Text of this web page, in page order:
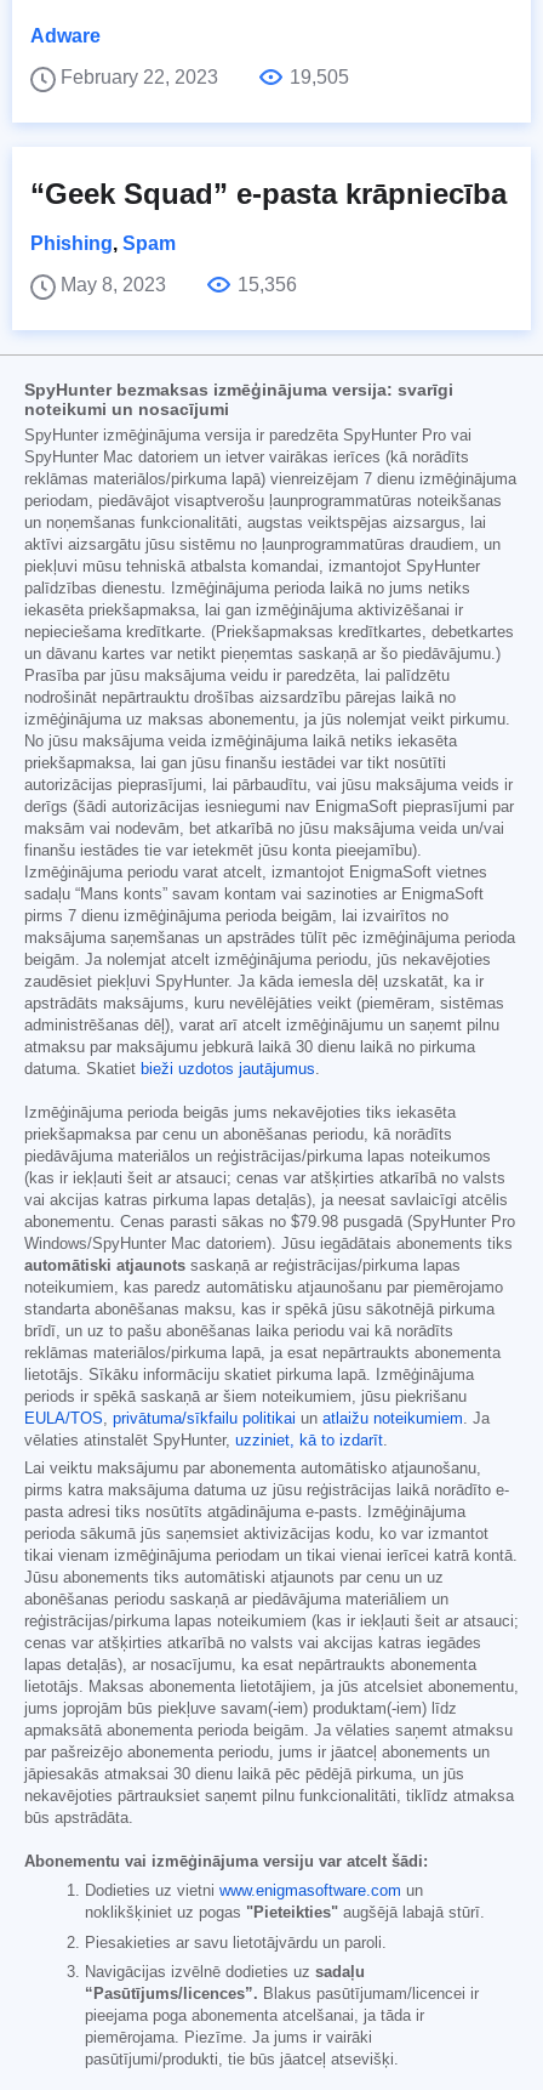
Adware
February 22, 2023
19,505
“Geek Squad” e-pasta krāpniecība
Phishing, Spam
May 8, 2023
15,356
SpyHunter bezmaksas izmēģinājuma versija: svarīgi
noteikumi un nosacījumi
SpyHunter izmēģinājuma versija ir paredzēta SpyHunter Pro vai
SpyHunter Mac datoriem un ietver vairākas ierīces (kā norādīts
reklāmas materiālos/pirkuma lapā) vienreizējam 7 dienu izmēģinājuma
periodam, piedāvājot visaptverošu ļaunprogrammatūras noteikšanas
un noņemšanas funkcionalitāti, augstas veiktspējas aizsargus, lai
aktīvi aizsargātu jūsu sistēmu no ļaunprogrammatūras draudiem, un
piekļuvi mūsu tehniskā atbalsta komandai, izmantojot SpyHunter
palīdzības dienestu. Izmēģinājuma perioda laikā no jums netiks
iekasēta priekšapmaksa, lai gan izmēģinājuma aktivizēšanai ir
nepieciešama kredītkarte. (Priekšapmaksas kredītkartes, debetkartes
un dāvanu kartes var netikt pieņemtas saskaņā ar šo piedāvājumu.)
Prasība par jūsu maksājuma veidu ir paredzēta, lai palīdzētu
nodrošināt nepārtrauktu drošības aizsardzību pārejas laikā no
izmēģinājuma uz maksas abonementu, ja jūs nolemjat veikt pirkumu.
No jūsu maksājuma veida izmēģinājuma laikā netiks iekasēta
priekšapmaksa, lai gan jūsu finanšu iestādei var tikt nosūtīti
autorizācijas pieprasījumi, lai pārbaudītu, vai jūsu maksājuma veids ir
derīgs (šādi autorizācijas iesniegumi nav EnigmaSoft pieprasījumi par
maksām vai nodevām, bet atkarībā no jūsu maksājuma veida un/vai
finanšu iestādes tie var ietekmēt jūsu konta pieejamību).
Izmēģinājuma periodu varat atcelt, izmantojot EnigmaSoft vietnes
sadaļu “Mans konts” savam kontam vai sazinoties ar EnigmaSoft
pirms 7 dienu izmēģinājuma perioda beigām, lai izvairītos no
maksājuma saņemšanas un apstrādes tūlīt pēc izmēģinājuma perioda
beigām. Ja nolemjat atcelt izmēģinājuma periodu, jūs nekavējoties
zaudēsiet piekļuvi SpyHunter. Ja kāda iemesla dēļ uzskatāt, ka ir
apstrādāts maksājums, kuru nevēlējāties veikt (piemēram, sistēmas
administrēšanas dēļ), varat arī atcelt izmēģinājumu un saņemt pilnu
atmaksu par maksājumu jebkurā laikā 30 dienu laikā no pirkuma
datuma. Skatiet bieži uzdotos jautājumus.
Izmēģinājuma perioda beigās jums nekavējoties tiks iekasēta
priekšapmaksa par cenu un abonēšanas periodu, kā norādīts
piedāvājuma materiālos un reģistrācijas/pirkuma lapas noteikumos
(kas ir iekļauti šeit ar atsauci; cenas var atšķirties atkarībā no valsts
vai akcijas katras pirkuma lapas detaļās), ja neesat savlaicīgi atcēlis
abonementu. Cenas parasti sākas no $79.98 pusgadā (SpyHunter Pro
Windows/SpyHunter Mac datoriem). Jūsu iegādātais abonements tiks
automātiski atjaunots saskaņā ar reģistrācijas/pirkuma lapas
noteikumiem, kas paredz automātisku atjaunošanu par piemērojamo
standarta abonēšanas maksu, kas ir spēkā jūsu sākotnējā pirkuma
brīdī, un uz to pašu abonēšanas laika periodu vai kā norādīts
reklāmas materiālos/pirkuma lapā, ja esat nepārtraukts abonementa
lietotājs. Sīkāku informāciju skatiet pirkuma lapā. Izmēģinājuma
periods ir spēkā saskaņā ar šiem noteikumiem, jūsu piekrišanu
EULA/TOS, privātuma/sīkfailu politikai un atlaižu noteikumiem. Ja
vēlaties atinstalēt SpyHunter, uzziniet, kā to izdarīt.
Lai veiktu maksājumu par abonementa automātisko atjaunošanu,
pirms katra maksājuma datuma uz jūsu reģistrācijas laikā norādīto e-
pasta adresi tiks nosūtīts atgādinājuma e-pasts. Izmēģinājuma
perioda sākumā jūs saņemsiet aktivizācijas kodu, ko var izmantot
tikai vienam izmēģinājuma periodam un tikai vienai ierīcei katrā kontā.
Jūsu abonements tiks automātiski atjaunots par cenu un uz
abonēšanas periodu saskaņā ar piedāvājuma materiāliem un
reģistrācijas/pirkuma lapas noteikumiem (kas ir iekļauti šeit ar atsauci;
cenas var atšķirties atkarībā no valsts vai akcijas katras iegādes
lapas detaļās), ar nosacījumu, ka esat nepārtraukts abonementa
lietotājs. Maksas abonementa lietotājiem, ja jūs atcelsiet abonementu,
jums joprojām būs piekļuve savam(-iem) produktam(-iem) līdz
apmaksātā abonementa perioda beigām. Ja vēlaties saņemt atmaksu
par pašreizējo abonementa periodu, jums ir jāatceļ abonements un
jāpiesakās atmaksai 30 dienu laikā pēc pēdējā pirkuma, un jūs
nekavējoties pārtrauksiet saņemt pilnu funkcionalitāti, tiklīdz atmaksa
būs apstrādāta.
Abonementu vai izmēģinājuma versiju var atcelt šādi:
Dodieties uz vietni www.enigmasoftware.com un
noklikšķiniet uz pogas "Pieteikties" augšējā labajā stūrī.
Piesakieties ar savu lietotājvārdu un paroli.
Navigācijas izvēlnē dodieties uz sadaļu
“Pasūtījums/licences”. Blakus pasūtījumam/licencei ir
pieejama poga abonementa atcelšanai, ja tāda ir
piemērojama. Piezīme. Ja jums ir vairāki
pasūtījumi/produkti, tie būs jāatceļ atsevišķi.